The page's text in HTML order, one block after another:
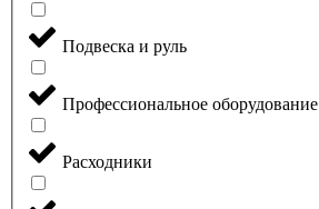
Подвеска и руль
Профессиональное оборудование
Расходники